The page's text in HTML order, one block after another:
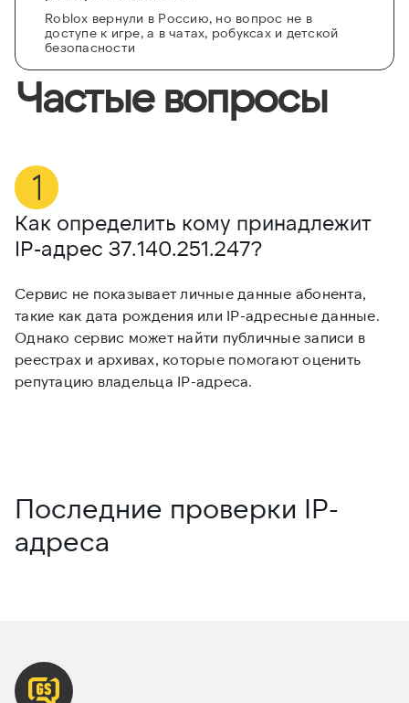
Roblox вернули в Россию, но вопрос не в
доступе к игре, а в чатах, робуксах и детской
безопасности
Частые вопросы
Как определить кому принадлежит
IP-адрес 37.140.251.247?
Сервис не показывает личные данные абонента,
такие как дата рождения или IP-адресные данные.
Однако сервис может найти публичные записи в
реестрах и архивах, которые помогают оценить
репутацию владельца IP-адреса.
Последние проверки IP-
адреса